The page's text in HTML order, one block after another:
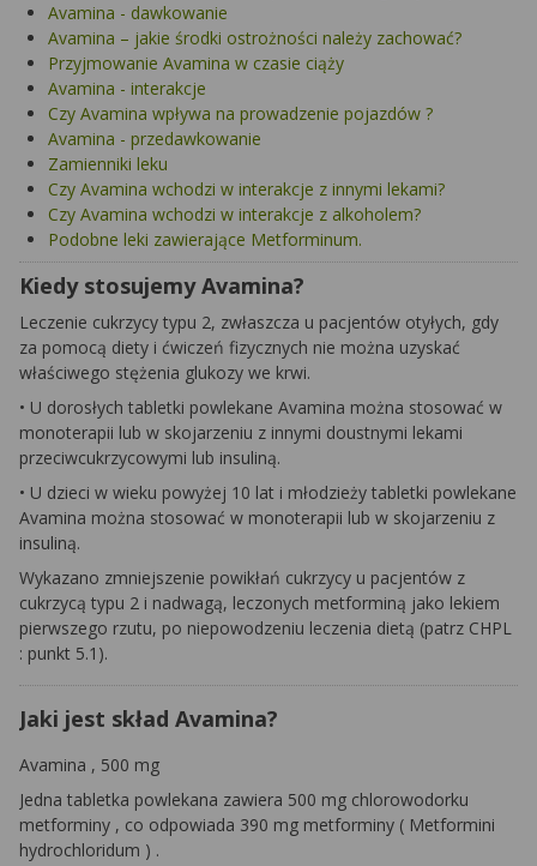
Avamina - dawkowanie
Avamina – jakie środki ostrożności należy zachować?
Przyjmowanie Avamina w czasie ciąży
Avamina - interakcje
Czy Avamina wpływa na prowadzenie pojazdów ?
Avamina - przedawkowanie
Zamienniki leku
Czy Avamina wchodzi w interakcje z innymi lekami?
Czy Avamina wchodzi w interakcje z alkoholem?
Podobne leki zawierające Metforminum.
Kiedy stosujemy Avamina?
Leczenie cukrzycy typu 2, zwłaszcza u pacjentów otyłych, gdy
za pomocą diety i ćwiczeń fizycznych nie można uzyskać
właściwego stężenia glukozy we krwi.
• U dorosłych tabletki powlekane Avamina można stosować w
monoterapii lub w skojarzeniu z innymi doustnymi lekami
przeciwcukrzycowymi lub insuliną.
• U dzieci w wieku powyżej 10 lat i młodzieży tabletki powlekane
Avamina można stosować w monoterapii lub w skojarzeniu z
insuliną.
Wykazano zmniejszenie powikłań cukrzycy u pacjentów z
cukrzycą typu 2 i nadwagą, leczonych metforminą jako lekiem
pierwszego rzutu, po niepowodzeniu leczenia dietą (patrz CHPL
: punkt 5.1).
Jaki jest skład Avamina?
Avamina , 500 mg
Jedna tabletka powlekana zawiera 500 mg chlorowodorku
metforminy , co odpowiada 390 mg metforminy ( Metformini
hydrochloridum ) .